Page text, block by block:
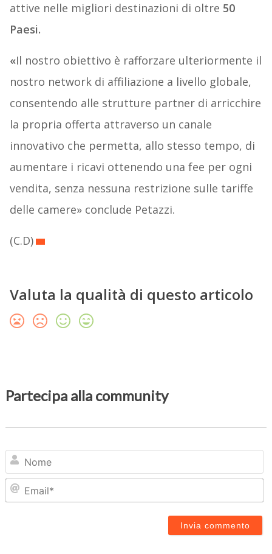
attive nelle migliori destinazioni di oltre 50
Paesi.
«Il nostro obiettivo è rafforzare ulteriormente il
nostro network di affiliazione a livello globale,
consentendo alle strutture partner di arricchire
la propria offerta attraverso un canale
innovativo che permetta, allo stesso tempo, di
aumentare i ricavi ottenendo una fee per ogni
vendita, senza nessuna restrizione sulle tariffe
delle camere» conclude Petazzi.
(C.D)
Valuta la qualità di questo articolo
Partecipa alla community